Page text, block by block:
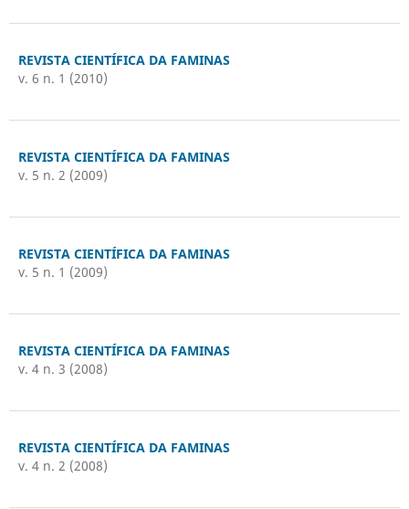
REVISTA CIENTÍFICA DA FAMINAS
v. 6 n. 1 (2010)
REVISTA CIENTÍFICA DA FAMINAS
v. 5 n. 2 (2009)
REVISTA CIENTÍFICA DA FAMINAS
v. 5 n. 1 (2009)
REVISTA CIENTÍFICA DA FAMINAS
v. 4 n. 3 (2008)
REVISTA CIENTÍFICA DA FAMINAS
v. 4 n. 2 (2008)